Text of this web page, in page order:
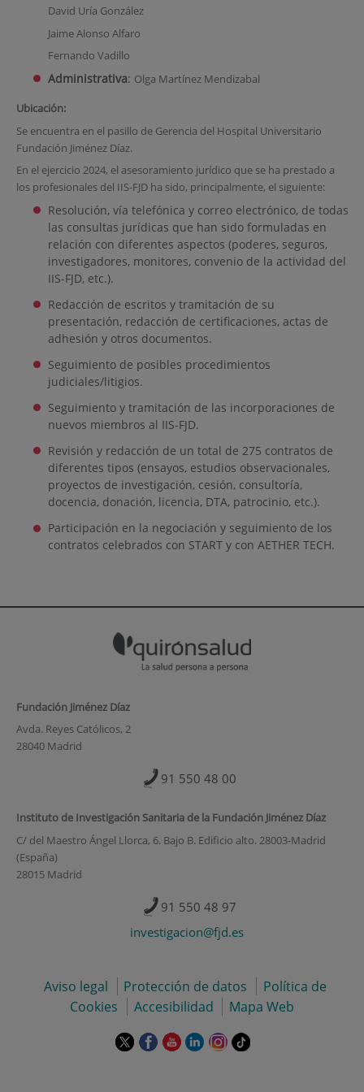
David Uría González
Jaime Alonso Alfaro
Fernando Vadillo
Administrativa: Olga Martínez Mendizabal
Ubicación:
Se encuentra en el pasillo de Gerencia del Hospital Universitario
Fundación Jiménez Díaz.
En el ejercicio 2024, el asesoramiento jurídico que se ha prestado a
los profesionales del IIS-FJD ha sido, principalmente, el siguiente:
Resolución, vía telefónica y correo electrónico, de todas
las consultas jurídicas que han sido formuladas en
relación con diferentes aspectos (poderes, seguros,
investigadores, monitores, convenio de la actividad del
IIS-FJD, etc.).
Redacción de escritos y tramitación de su
presentación, redacción de certificaciones, actas de
adhesión y otros documentos.
Seguimiento de posibles procedimientos
judiciales/litigios.
Seguimiento y tramitación de las incorporaciones de
nuevos miembros al IIS-FJD.
Revisión y redacción de un total de 275 contratos de
diferentes tipos (ensayos, estudios observacionales,
proyectos de investigación, cesión, consultoría,
docencia, donación, licencia, DTA, patrocinio, etc.).
Participación en la negociación y seguimiento de los
contratos celebrados con START y con AETHER TECH.
Fundación Jiménez Díaz
Avda. Reyes Católicos, 2
28040 Madrid
91 550 48 00
Instituto de Investigación Sanitaria de la Fundación Jiménez Díaz
C/ del Maestro Ángel Llorca, 6. Bajo B. Edificio alto. 28003-Madrid
(España)
28015 Madrid
91 550 48 97
investigacion@fjd.es
Aviso legal Protección de datos
Política de
Cookies
Accesibilidad Mapa Web
Este EsteEste EsteEste Enlace